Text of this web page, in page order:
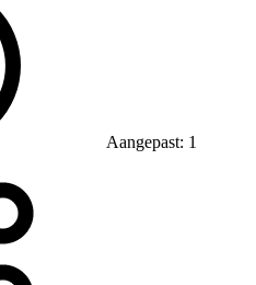
Aangepast: 1